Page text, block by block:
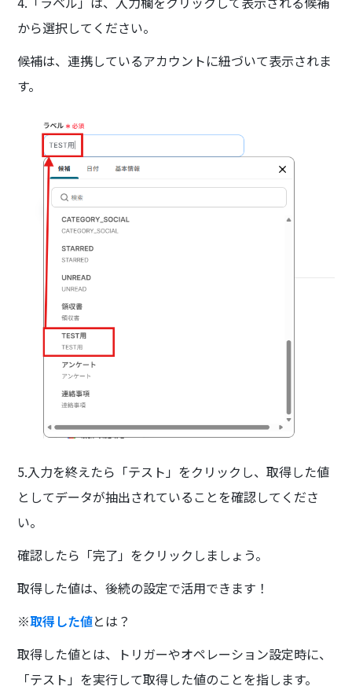
から選択してください。
候補は、連携しているアカウントに紐づいて表示されま
す。
5.入力を終えたら「テスト」をクリックし、取得した値
としてデータが抽出されていることを確認してくださ
い。
確認したら「完了」をクリックしましょう。
取得した値は、後続の設定で活用できます！
※取得した値とは？
取得した値とは、トリガーやオペレーション設定時に、
「テスト」を実行して取得した値のことを指します。